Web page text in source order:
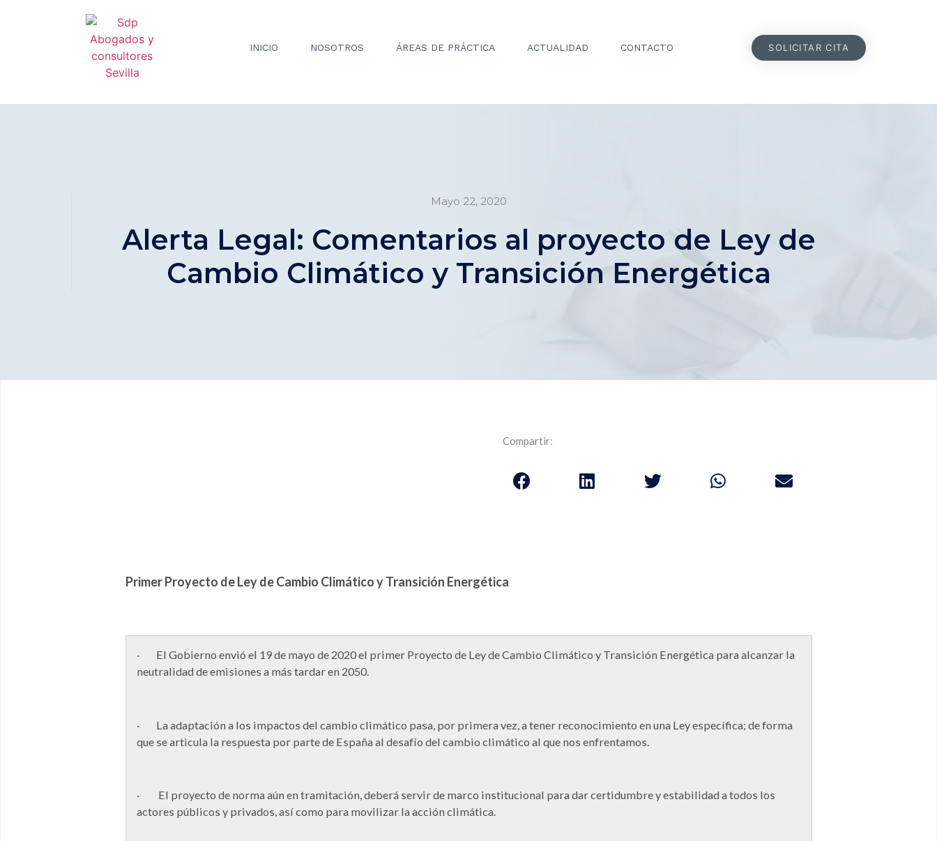
INICIO NOSOTROS ÁREAS DE PRÁCTICA ACTUALIDAD CONTACTO SOLICITAR CITA
Mayo 22, 2020
Alerta Legal: Comentarios al proyecto de Ley de
Cambio Climático y Transición Energética
Compartir:
PrimerProyecto de Ley de Cambio Climático y Transición Energética
· El Gobierno envió el 19 de mayo de 2020 el primer Proyecto de Ley de Cambio Climático y Transición Energética para alcanzar la
neutralidad de emisiones a más tardar en 2050.
· La adaptación a los impactos del cambio climático pasa, por primera vez, a tener reconocimiento en una Ley específica; de forma
que se articula la respuesta por parte de España al desafío del cambio climático al que nos enfrentamos.
· El proyecto de norma aún en tramitación, deberá servir de marco institucional para dar certidumbre y estabilidad a todos los
actores públicos y privados, así como para movilizar la acción climática.